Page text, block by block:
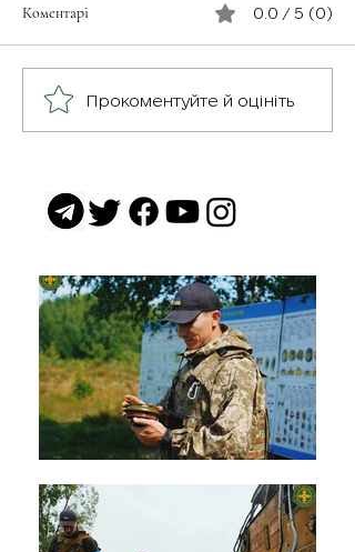
Герої серед нас: медик
Хітмен
Коментарі 0.0 / 5 (0)
Прокоментуйте й оцініть